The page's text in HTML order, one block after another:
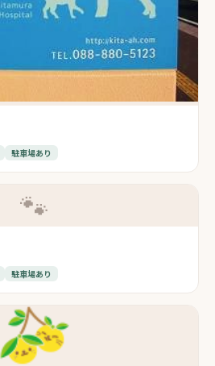
駐車場あり
🐾
駐車場あり